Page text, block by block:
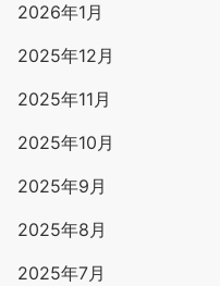
2026年1月
2025年12月
2025年11月
2025年10月
2025年9月
2025年8月
2025年7月